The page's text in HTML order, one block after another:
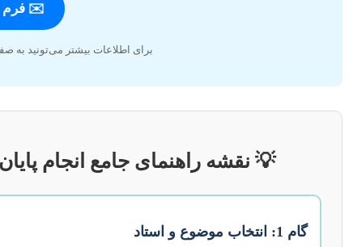
✉️ فرم
برای اطلاعات بیشتر می‌تونید به
💡 نقشه راهنمای جامع انجام
گام 1: انتخاب موضوع و استاد